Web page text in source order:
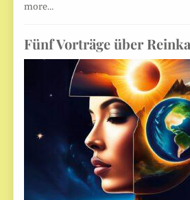
more…
Fünf Vorträge über